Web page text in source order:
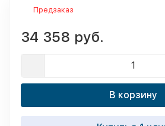
Предзаказ
34 358 руб.
В корзину